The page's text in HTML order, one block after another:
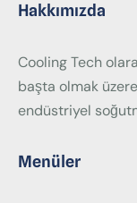
Hakkımızda
Cooling Tech
başta olmak
endüstriyel
Menüler